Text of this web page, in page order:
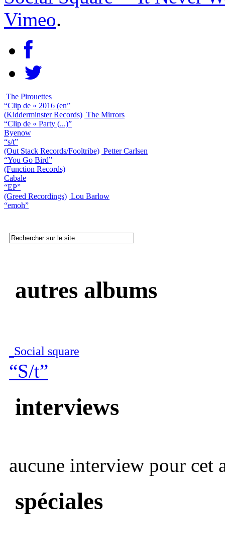
Vimeo.
The Pirouettes
“Clip de « 2016 (en”
(Kidderminster Records) The Mirrors
“Clip de « Party (...)”
Byenow
“s/t”
(Out Stack Records/Fooltribe) Petter Carlsen
“You Go Bird”
(Function Records)
Cabale
“EP”
(Greed Recordings) Lou Barlow
“emoh”
autres albums
Social square
“S/t”
interviews
aucune interview pour cet
spéciales